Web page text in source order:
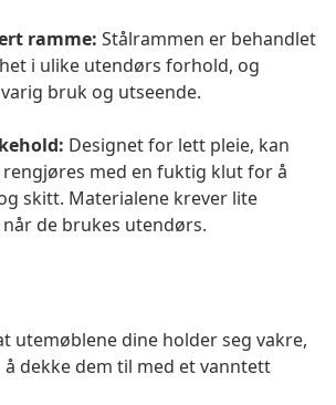
ramme: Stålrammen er behandlet
i ulike utendørs forhold, og
bruk og utseende.
Designet for lett pleie, kan
med en fuktig klut for å
skitt. Materialene krever lite
de brukes utendørs.
utemøblene dine holder seg vakre,
å dekke dem til med et vanntett